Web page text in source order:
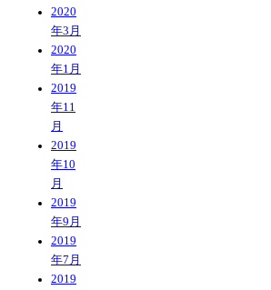
2020
年3月
2020
年1月
2019
年11
月
2019
年10
月
2019
年9月
2019
年7月
2019